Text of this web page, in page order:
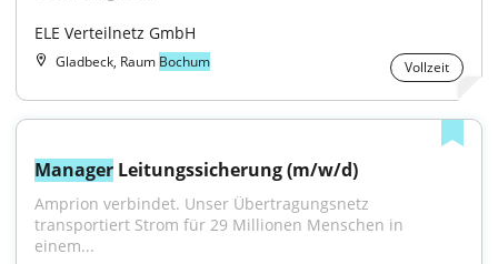
ELE Verteilnetz GmbH
Gladbeck, Raum Bochum Vollzeit
Manager Leitungssicherung (m/w/d)
Amprion verbindet. Unser Übertragungsnetz
transportiert Strom für 29 Millionen Menschen in
einem...